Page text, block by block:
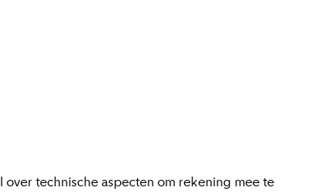
technische aspecten om rekening mee te